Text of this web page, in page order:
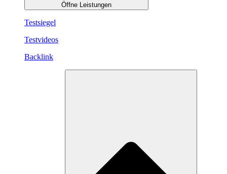
Öffne Leistungen
Testsiegel
Testvideos
Backlink